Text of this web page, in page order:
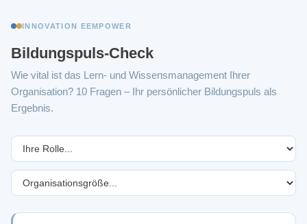
INNOVATION EEMPOWER
Bildungspuls-Check
Wie vital ist das Lern- und Wissensmanagement Ihrer
Organisation? 10 Fragen – Ihr persönlicher Bildungspuls als
Ergebnis.